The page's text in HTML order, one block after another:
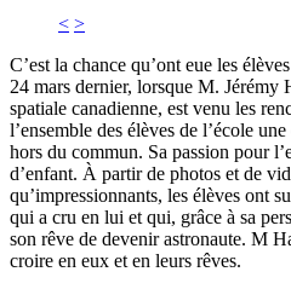
< >
C’est la chance qu’ont eue les
24 mars dernier, lorsque M. Jérémy
spatiale canadienne, est venu les
l’ensemble des élèves de l’école
hors du commun. Sa passion pour
d’enfant. À partir de photos et de
qu’impressionnants, les élèves ont
qui a cru en lui et qui, grâce à sa
son rêve de devenir astronaute. M
croire en eux et en leurs rêves.